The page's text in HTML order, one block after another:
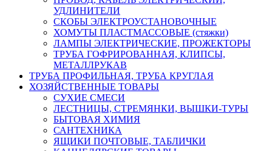
УДЛИНИТЕЛИ
СКОБЫ ЭЛЕКТРОУСТАНОВОЧНЫЕ
ХОМУТЫ ПЛАСТМАССОВЫЕ (стяжки)
ЛАМПЫ ЭЛЕКТРИЧЕСКИЕ, ПРОЖЕКТОРЫ
ТРУБА ГОФРИРОВАННАЯ, КЛИПСЫ,
МЕТАЛЛРУКАВ
ТРУБА ПРОФИЛЬНАЯ, ТРУБА КРУГЛАЯ
ХОЗЯЙСТВЕННЫЕ ТОВАРЫ
СУХИЕ СМЕСИ
ЛЕСТНИЦЫ, СТРЕМЯНКИ, ВЫШКИ-ТУРЫ
БЫТОВАЯ ХИМИЯ
САНТЕХНИКА
ЯЩИКИ ПОЧТОВЫЕ, ТАБЛИЧКИ